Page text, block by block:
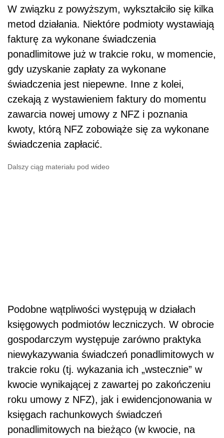
W związku z powyższym, wykształciło się kilka
metod działania. Niektóre podmioty wystawiają
fakturę za wykonane świadczenia
ponadlimitowe już w trakcie roku, w momencie,
gdy uzyskanie zapłaty za wykonane
świadczenia jest niepewne. Inne z kolei,
czekają z wystawieniem faktury do momentu
zawarcia nowej umowy z NFZ i poznania
kwoty, którą NFZ zobowiąże się za wykonane
świadczenia zapłacić.
Dalszy ciąg materiału pod wideo
Podobne wątpliwości występują w działach
księgowych podmiotów leczniczych. W obrocie
gospodarczym występuje zarówno praktyka
niewykazywania świadczeń ponadlimitowych w
trakcie roku (tj. wykazania ich „wstecznie” w
kwocie wynikającej z zawartej po zakończeniu
roku umowy z NFZ), jak i ewidencjonowania w
księgach rachunkowych świadczeń
ponadlimitowych na bieżąco (w kwocie, na